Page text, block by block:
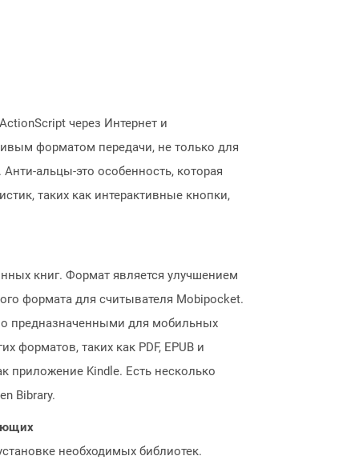
через Интернет и
форматом передачи, не только для
альцы-это особенность, которая
таких как интерактивные кнопки,
книг. Формат является улучшением
формата для считывателя Mobipocket.
предназначенными для мобильных
форматов, таких как PDF, EPUB и
приложение Kindle. Есть несколько
Bibrary.
необходимых библиотек.